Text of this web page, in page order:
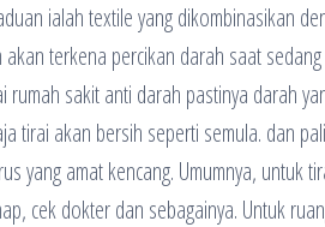
ialah textile yang dikombinasikan
terkena percikan darah saat
rumah sakit anti darah pastinya darah
tirai akan bersih seperti semula. dan
yang amat kencang. Umumnya, untuk
cek dokter dan sebagainya. Untuk